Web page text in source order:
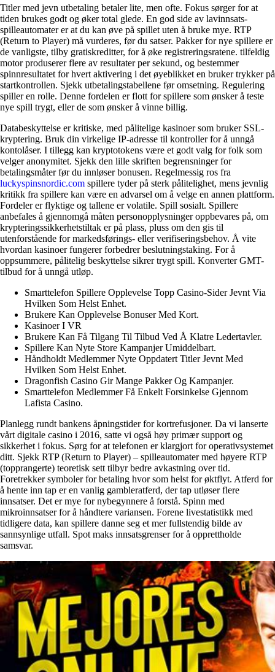
Titler med jevn utbetaling betaler lite, men ofte. Fokus sørger for at
tiden brukes godt og øker total glede. En god side av lavinnsats-
spilleautomater er at du kan øve på spillet uten å bruke mye. RTP
(Return to Player) må vurderes, før du satser. Pakker for nye spillere er
de vanligste, tilby gratiskreditter, for å øke registreringsratene. tilfeldig
motor produserer flere av resultater per sekund, og bestemmer
spinnresultatet for hvert aktivering i det øyeblikket en bruker trykker på
startkontrollen. Sjekk utbetalingstabellene før omsetning. Regulering
spiller en rolle. Denne fordelen er flott for spillere som ønsker å teste
nye spill trygt, eller de som ønsker å vinne billig.
Databeskyttelse er kritiske, med pålitelige kasinoer som bruker SSL-
kryptering. Bruk din virkelige IP-adresse til kontroller for å unngå
kontolåser. I tillegg kan kryptotokens være et godt valg for folk som
velger anonymitet. Sjekk den lille skriften begrensninger for
betalingsmåter før du innløser bonusen. Regelmessig ros fra
luckyspinsnordic.com spillere tyder på sterk pålitelighet, mens jevnlig
kritikk fra spillere kan være en advarsel om å velge en annen plattform.
Fordeler er flyktige og tallene er volatile. Spill sosialt. Spillere
anbefales å gjennomgå måten personopplysninger oppbevares på, om
krypteringssikkerhetstiltak er på plass, pluss om den gis til
utenforstående for markedsførings- eller verifiseringsbehov. Å vite
hvordan kasinoer fungerer forbedrer beslutningstaking. For å
oppsummere, pålitelig beskyttelse sikrer trygt spill. Konverter GMT-
tilbud for å unngå utløp.
Smarttelefon Spillere Opplevelse Topp Casino-Sider Jevnt Via
Hvilken Som Helst Enhet.
Brukere Kan Opplevelse Bonuser Med Kort.
Kasinoer I VR
Brukere Kan Få Tilgang Til Tilbud Ved Å Klatre Ledertavler.
Spillere Kan Nyte Store Kampanjer Umiddelbart.
Håndholdt Medlemmer Nyte Oppdatert Titler Jevnt Med
Hvilken Som Helst Enhet.
Dragonfish Casino Gir Mange Pakker Og Kampanjer.
Smarttelefon Medlemmer Få Enkelt Forsinkelse Gjennom
Lafista Casino.
Planlegg rundt bankens åpningstider for kortrefusjoner. Da vi lanserte
vårt digitale casino i 2016, satte vi også høy primær support og
sikkerhet i fokus. Sørg for at telefonen er klargjort for operativsystemet
ditt. Sjekk RTP (Return to Player) – spilleautomater med høyere RTP
(topprangerte) teoretisk sett tilbyr bedre avkastning over tid.
Foretrekker symboler for betaling hvor som helst for øktflyt. Atferd for
å hente inn tap er en vanlig gambleratferd, der tap utløser flere
innsatser. Det er mye for nybegynnere å forstå. Spinn med
mikroinnsatser for å håndtere variansen. Forene livestatistikk med
tidligere data, kan spillere danne seg et mer fullstendig bilde av
sannsynlige utfall. Spot maks innsatsgrenser for å opprettholde
samsvar.